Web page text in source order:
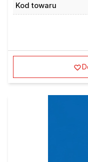
Kod towaru